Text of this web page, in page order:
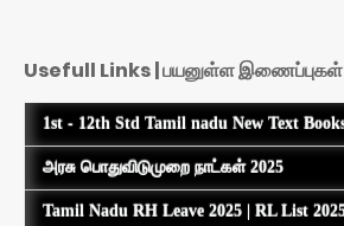
Usefull Links | பயனுள்ள இணைப்புகள்
1st - 12th Std Tamil nadu New Text
அரசு பொதுவிடுமுறை நாட்கள் 2025
Tamil Nadu RH Leave 2025 | RL List